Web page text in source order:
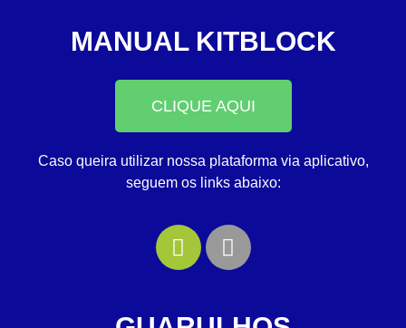
MANUAL KITBLOCK
CLIQUE AQUI
Caso queira utilizar nossa plataforma via aplicativo,
seguem os links abaixo: